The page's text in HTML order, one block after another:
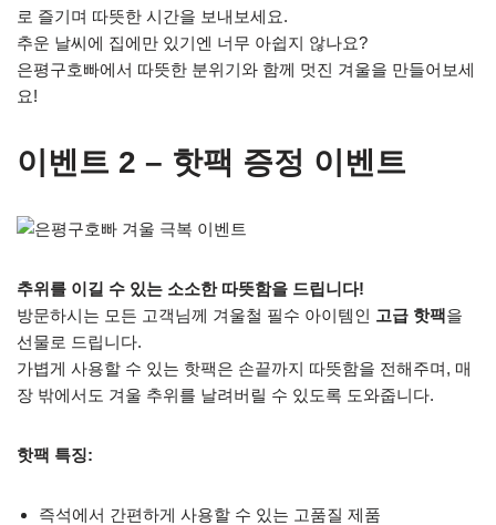
로 즐기며 따뜻한 시간을 보내보세요.
추운 날씨에 집에만 있기엔 너무 아쉽지 않나요?
은평구호빠에서 따뜻한 분위기와 함께 멋진 겨울을 만들어보세
요!
이벤트 2 – 핫팩 증정 이벤트
추위를 이길 수 있는 소소한 따뜻함을 드립니다!
방문하시는 모든 고객님께 겨울철 필수 아이템인 고급 핫팩을
선물로 드립니다.
가볍게 사용할 수 있는 핫팩은 손끝까지 따뜻함을 전해주며, 매
장 밖에서도 겨울 추위를 날려버릴 수 있도록 도와줍니다.
핫팩 특징:
즉석에서 간편하게 사용할 수 있는 고품질 제품